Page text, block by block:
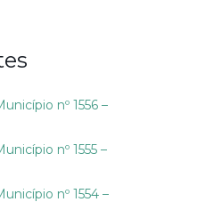
nº 1556 –
nº 1555 –
nº 1554 –